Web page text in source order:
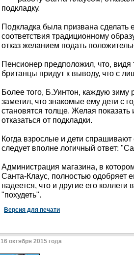
подкладку.
Подкладка была призвана сделать
соответствия традиционному
отказ желанием подать
Пенсионер предположил, что, видя
британцы придут к выводу, что с
Более того, Б.Уинтон, каждую
заметил, что знакомые ему дети с
становятся толще. Желая
отказаться от подкладки.
Когда взрослые и дети спрашивают
следует вполне логичный ответ:
Администрация магазина, в
Санта-Клаус, полностью одобряет
надеется, что и другие его коллеги
"похудеть".
Версия для печати
16 октября 2015 года